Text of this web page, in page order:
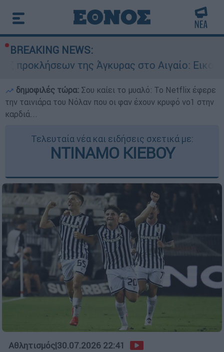
BREAKING NEWS:
της Άγκυρας στο Αιγαίο: Εικονική
δημοφιλές τώρα: Σου καίει το μυαλό: Το Netflix έφερε
την ταινιάρα του Νόλαν που οι φαν έχουν κρυφό νο1 στην
καρδιά...
Τελευταία νέα και ειδήσεις σχετικά με:
ΝΤΙΝΑΜΟ ΚΙΕΒΟΥ
Αθλητισμός|30.07.2026 22:41